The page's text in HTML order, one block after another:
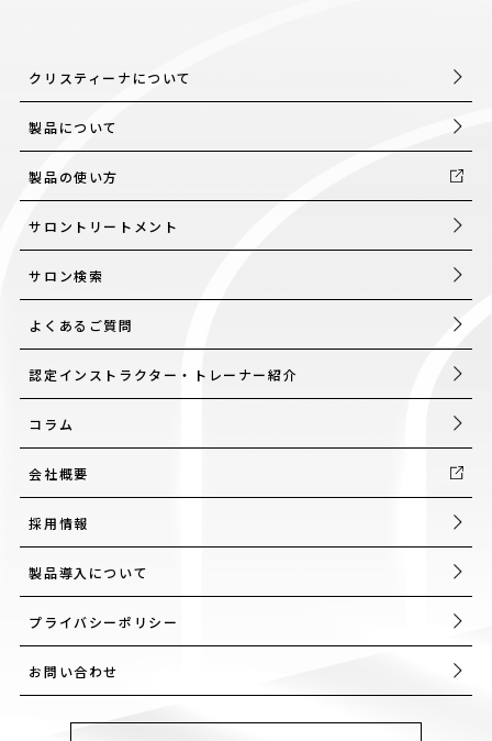
クリスティーナについて
製品について
製品の使い方
サロントリートメント
サロン検索
よくあるご質問
認定インストラクター・トレーナー紹介
コラム
会社概要
採用情報
製品導入について
プライバシーポリシー
お問い合わせ